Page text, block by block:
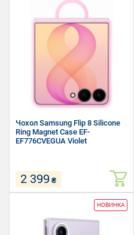
Термополіуретан
Форм-фактор: Накладка
Чохол Samsung Flip 8 Silicone
Ring Magnet Case EF-
EF776CVEGUA Violet
2 399 ₴
Сумісність: Samsung Flip 8
Полікарбонат
НОВИНКА